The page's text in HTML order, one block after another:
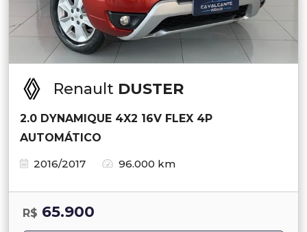
Renault DUSTER
2.0 DYNAMIQUE 4X2 16V FLEX 4P
AUTOMÁTICO
2016/2017
96.000 km
R$ 65.900